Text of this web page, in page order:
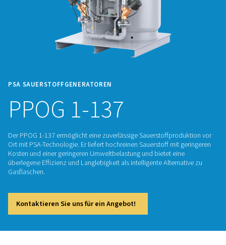
PSA SAUERSTOFFGENERATOREN
PPOG 1-137
Der PPOG 1-137 ermöglicht eine zuverlässige
Ort mit PSA-Technologie. Er liefert hochreinen Sauerstoff